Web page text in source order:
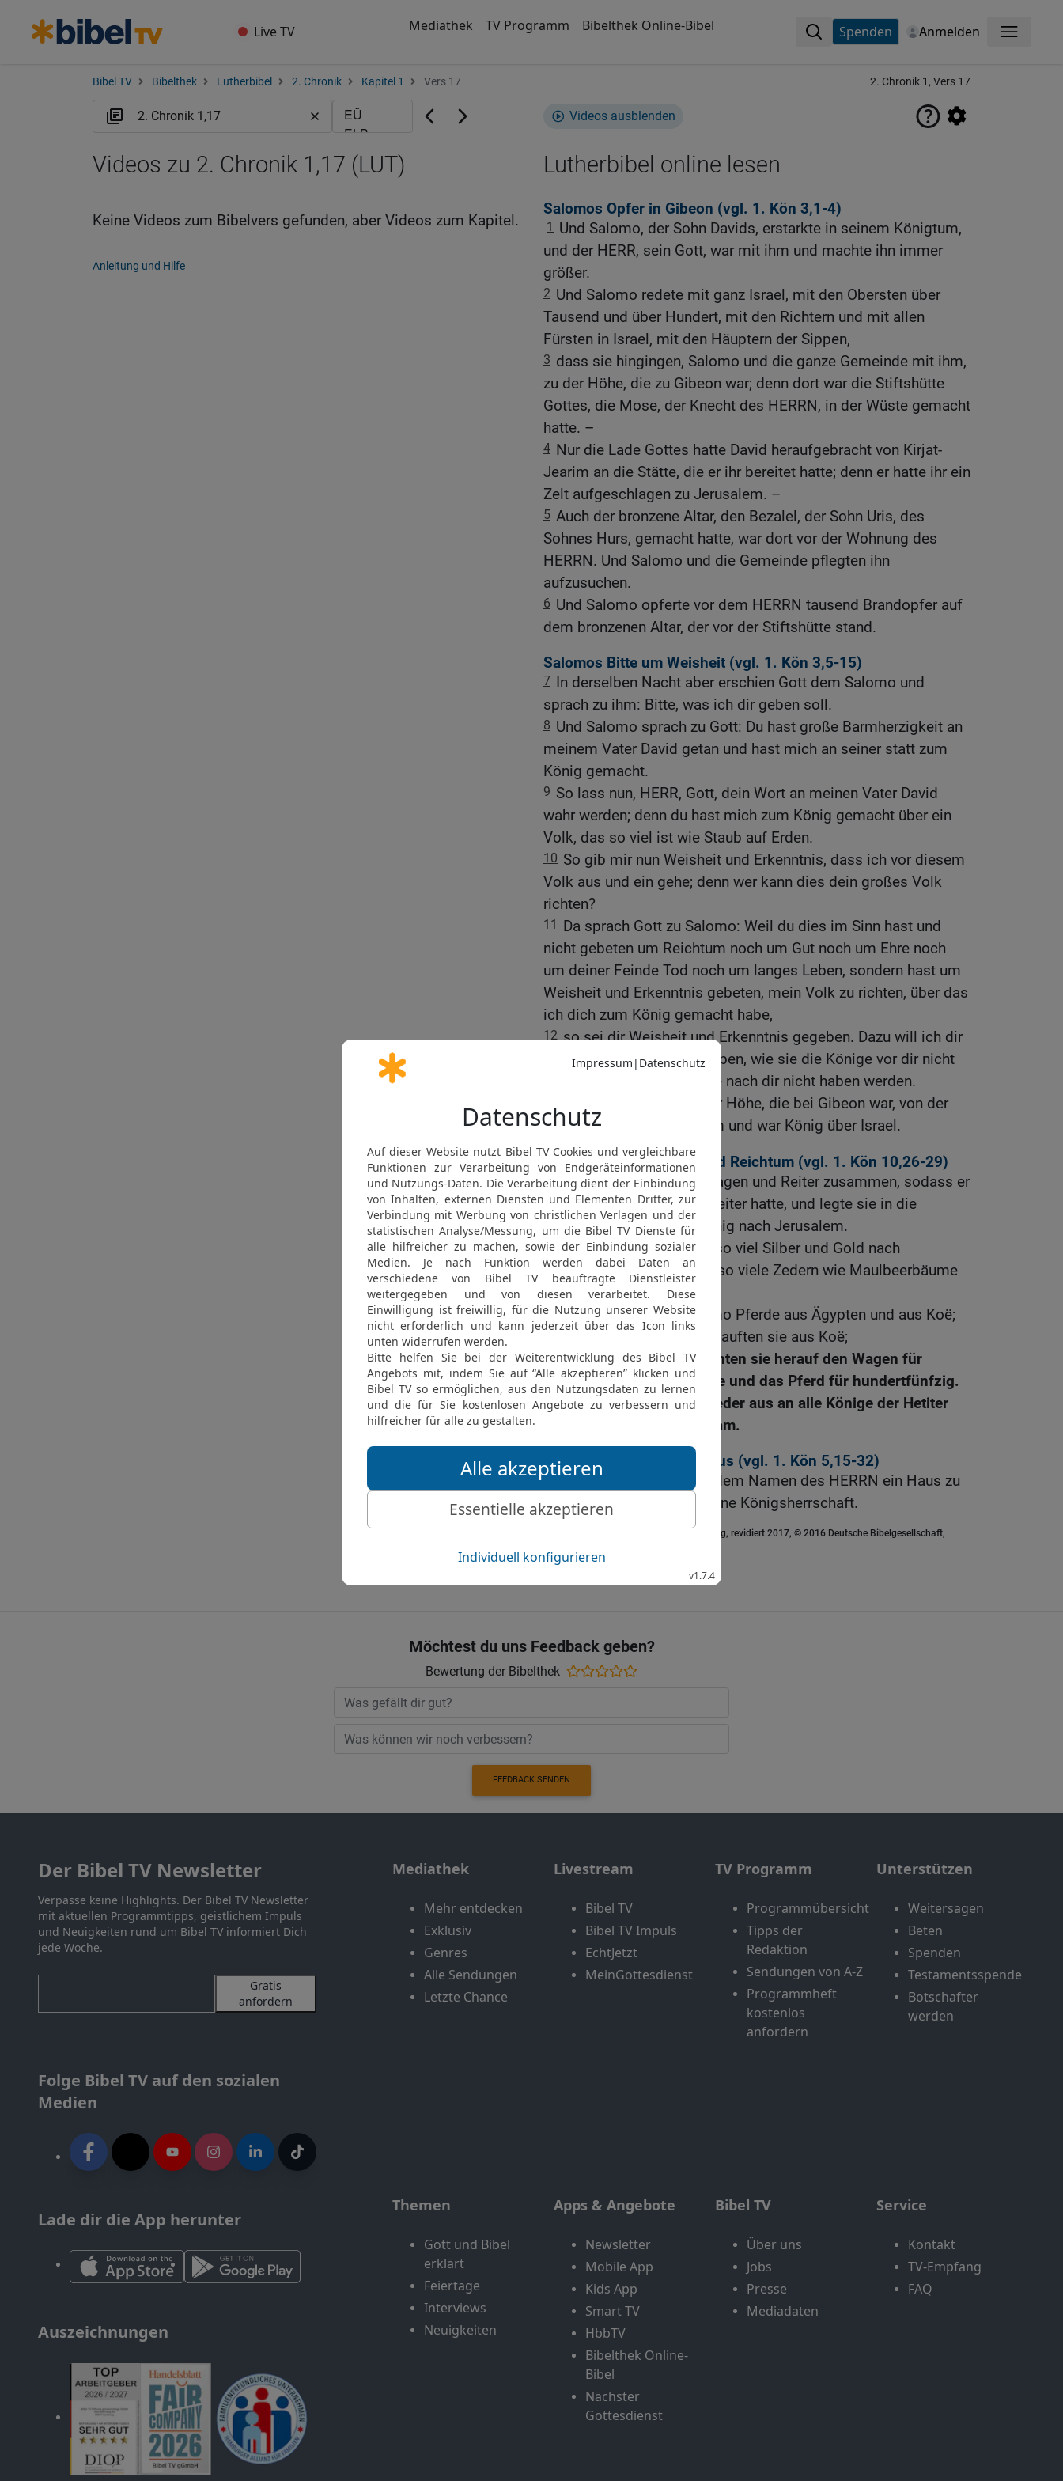
Live TV Mediathek TV Programm Bibelthek Online-Bibel Spenden Anmelden Menü
Bibel TV Bibelthek Lutherbibel 2. Chronik Kapitel 1 Vers 17 2. Chronik 1, Vers 17
Videos ausblenden
Lutherbibel online lesen
Salomos Opfer in Gibeon (vgl. 1. Kön 3,1-4)
1
Und Salomo, der Sohn Davids, erstarkte in seinem Königtum,
und der HERR, sein Gott, war mit ihm und machte ihn immer
größer.
2 Und Salomo redete mit ganz Israel, mit den Obersten über
Tausend und über Hundert, mit den Richtern und mit allen
Fürsten in Israel, mit den Häuptern der Sippen,
3 dass sie hingingen, Salomo und die ganze Gemeinde mit ihm,
zu der Höhe, die zu Gibeon war; denn dort war die Stiftshütte
Gottes, die Mose, der Knecht des HERRN, in der Wüste gemacht
hatte. –
4 Nur die Lade Gottes hatte David heraufgebracht von Kirjat-
Jearim an die Stätte, die er ihr bereitet hatte; denn er hatte ihr ein
Zelt aufgeschlagen zu Jerusalem. –
5 Auch der bronzene Altar, den Bezalel, der Sohn Uris, des
Sohnes Hurs, gemacht hatte, war dort vor der Wohnung des
HERRN. Und Salomo und die Gemeinde pflegten ihn
aufzusuchen.
6 Und Salomo opferte vor dem HERRN tausend Brandopfer auf
dem bronzenen Altar, der vor der Stiftshütte stand.
Salomos Bitte um Weisheit (vgl. 1. Kön 3,5-15)
7 In derselben Nacht aber erschien Gott dem Salomo und
sprach zu ihm: Bitte, was ich dir geben soll.
8 Und Salomo sprach zu Gott: Du hast große Barmherzigkeit an
meinem Vater David getan und hast mich an seiner statt zum
König gemacht.
9 So lass nun, HERR, Gott, dein Wort an meinen Vater David
wahr werden; denn du hast mich zum König gemacht über ein
Volk, das so viel ist wie Staub auf Erden.
10 So gib mir nun Weisheit und Erkenntnis, dass ich vor diesem
Volk aus und ein gehe; denn wer kann dies dein großes Volk
richten?
11
Da sprach Gott zu Salomo: Weil du dies im Sinn hast und
nicht gebeten um Reichtum noch um Gut noch um Ehre noch
um deiner Feinde Tod noch um langes Leben, sondern hast um
Weisheit und Erkenntnis gebeten, mein Volk zu richten, über das
ich dich zum König gemacht habe,
12 so sei dir Weisheit und Erkenntnis gegeben. Dazu will ich dir
Reichtum, Gut und Ehre geben, wie sie die Könige vor dir nicht
gehabt haben und auch die nach dir nicht haben werden.
So kam Salomo von der Höhe, die bei Gibeon war, von der
Stiftshütte, nach Jerusalem und war König über Israel.
Salomos Heeresmacht und Reichtum (vgl. 1. Kön 10,26-29)
14 Und Salomo brachte Wagen und Reiter zusammen, sodass er
1400 Wagen und 12000 Reiter hatte, und legte sie in die
Wagenstädte und zum König nach Jerusalem.
15 Und der König brachte so viel Silber und Gold nach
Jerusalem wie Steine und so viele Zedern wie Maulbeerbäume
im Hügelland.
16 Und man brachte Salomo Pferde aus Ägypten und aus Koë;
die Kaufleute des Königs kauften sie aus Koë;
17 aus Ägypten aber brachten sie herauf den Wagen für
sechshundert Silberstücke und das Pferd für hundertfünfzig.
Dann führten sie diese wieder aus an alle Könige der Hetiter
und an die Könige von Aram.
Vertrag mit Hiram von Tyrus (vgl. 1. Kön 5,15-32)
18 Und Salomo gedachte dem Namen des HERRN ein Haus zu
bauen und ein Haus für seine Königsherrschaft.
Die Bibel nach Martin Luthers Übersetzung, revidiert 2017, © 2016 Deutsche Bibelgesellschaft,
Videos zu 2. Chronik 1,17 (LUT)
Keine Videos zum Bibelvers gefunden, aber Videos zum Kapitel.
Anleitung und Hilfe
Möchtest du uns Feedback geben?
Bewertung der Bibelthek
FEEDBACK SENDEN
Der Bibel TV Newsletter
Verpasse keine Highlights. Der Bibel TV Newsletter
mit aktuellen Programmtipps, geistlichem Impuls
und Neuigkeiten rund um Bibel TV informiert Dich
jede Woche.
Gratis
anfordern
Folge Bibel TV auf den sozialen
Medien
Lade dir die App herunter
Auszeichnungen
Mediathek
Mehr entdecken
Exklusiv
Genres
Alle Sendungen
Letzte Chance
Livestream
Bibel TV
Bibel TV Impuls
EchtJetzt
MeinGottesdienst
TV Programm
Programmübersicht
Tipps der
Redaktion
Sendungen von A-Z
Programmheft
kostenlos
anfordern
Unterstützen
Weitersagen
Beten
Spenden
Testamentsspende
Botschafter
werden
Themen
Gott und Bibel
erklärt
Feiertage
Interviews
Neuigkeiten
Apps & Angebote
Newsletter
Mobile App
Kids App
Smart TV
HbbTV
Bibelthek Online-
Bibel
Nächster
Gottesdienst
Bibel TV
Über uns
Jobs
Presse
Mediadaten
Service
Kontakt
TV-Empfang
FAQ